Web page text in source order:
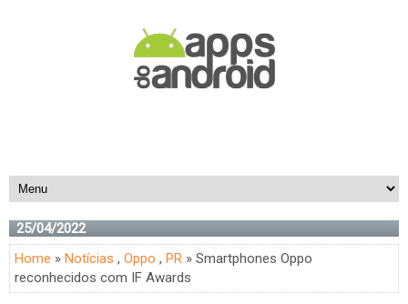
25/04/2022
Home » Notícias , Oppo , PR » Smartphones Oppo
reconhecidos com IF Awards